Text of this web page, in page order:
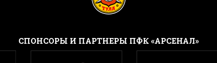
CПОНСОРЫ И ПАРТНЕРЫ ПФК «АРСЕНАЛ»